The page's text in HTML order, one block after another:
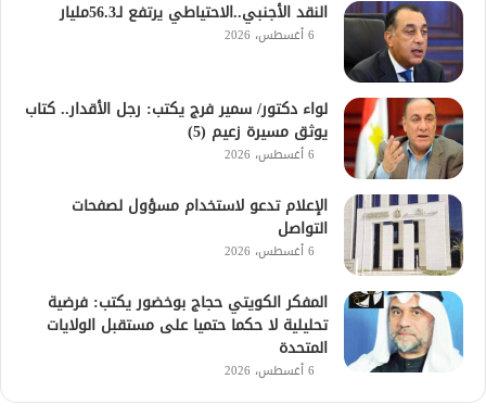
النقد الأجنبي..الاحتياطي يرتفع لـ56.3مليار
6 أغسطس، 2026
لواء دكتور/ سمير فرج يكتب: رجل الأقدار.. كتاب
يوثق مسيرة زعيم (5)
6 أغسطس، 2026
الإعلام تدعو لاستخدام مسؤول لصفحات
التواصل
6 أغسطس، 2026
المفكر الكويتي حجاج بوخضور يكتب: فرضية
تحليلية لا حكما حتميا على مستقبل الولايات
المتحدة
6 أغسطس، 2026